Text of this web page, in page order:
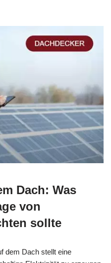
Dach: Was
von
sollte
dem Dach stellt eine